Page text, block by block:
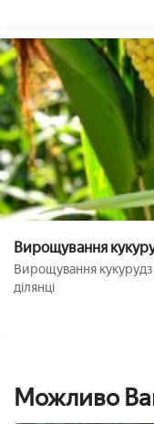
Вирощування
дачній ділянці
Вирощування
ділянці
Можливо